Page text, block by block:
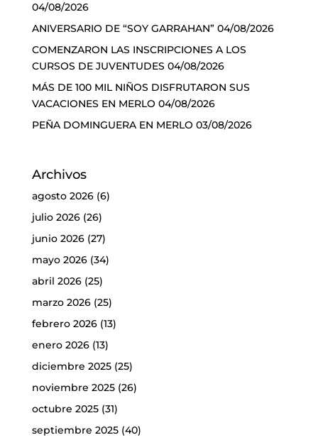
04/08/2026
ANIVERSARIO DE “SOY GARRAHAN” 04/08/2026
COMENZARON LAS INSCRIPCIONES A LOS
CURSOS DE JUVENTUDES 04/08/2026
MÁS DE 100 MIL NIÑOS DISFRUTARON SUS
VACACIONES EN MERLO 04/08/2026
PEÑA DOMINGUERA EN MERLO 03/08/2026
Archivos
agosto 2026(6)
julio 2026(26)
junio 2026(27)
mayo 2026(34)
abril 2026(25)
marzo 2026(25)
febrero 2026(13)
enero 2026(13)
diciembre 2025(25)
noviembre 2025(26)
octubre 2025(31)
septiembre 2025(40)